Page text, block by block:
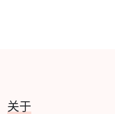
关于